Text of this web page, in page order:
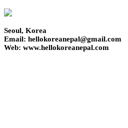
Seoul, Korea
Email: hellokoreanepal@gmail.com
Web: www.hellokoreanepal.com